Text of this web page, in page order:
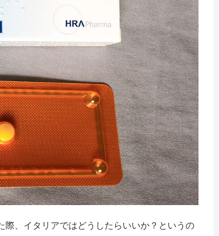
、イタリアではどうしたらいいか？というの